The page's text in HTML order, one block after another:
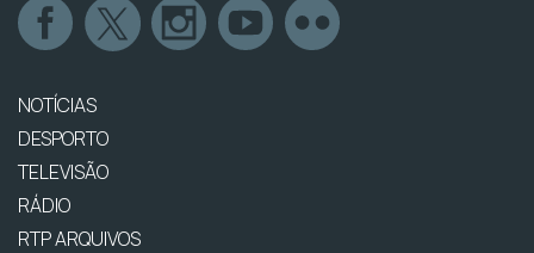
NOTÍCIAS
DESPORTO
TELEVISÃO
RÁDIO
RTP ARQUIVOS